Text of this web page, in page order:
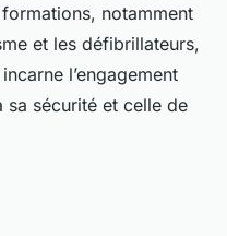
notamment
et les défibrillateurs,
l’engagement
sa sécurité et celle de